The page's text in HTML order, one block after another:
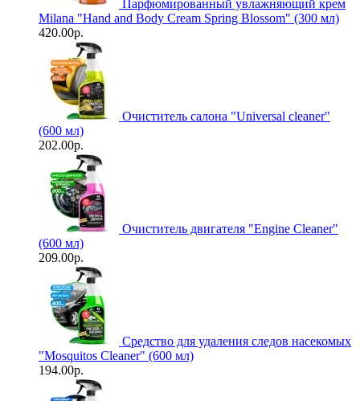
Парфюмированный увлажняющий крем
Milana "Hand and Body Cream Spring Blossom" (300 мл)
420.00р.
Очиститель салона "Universal сleaner"
(600 мл)
202.00р.
Очиститель двигателя "Engine Cleaner"
(600 мл)
209.00р.
Средство для удаления следов насекомых
"Mosquitos Cleaner" (600 мл)
194.00р.